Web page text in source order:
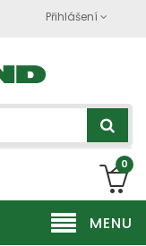
Přihlášení
0
MENU